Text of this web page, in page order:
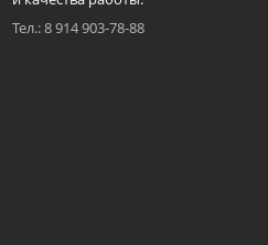
Тел.: 8 914 903-78-88